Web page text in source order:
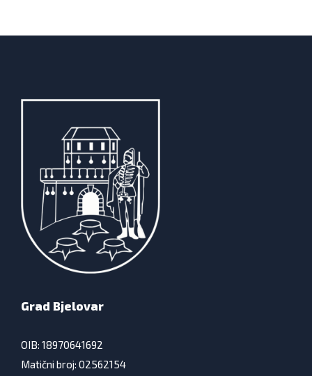
Grad Bjelovar
OIB: 18970641692
Matični broj: 02562154